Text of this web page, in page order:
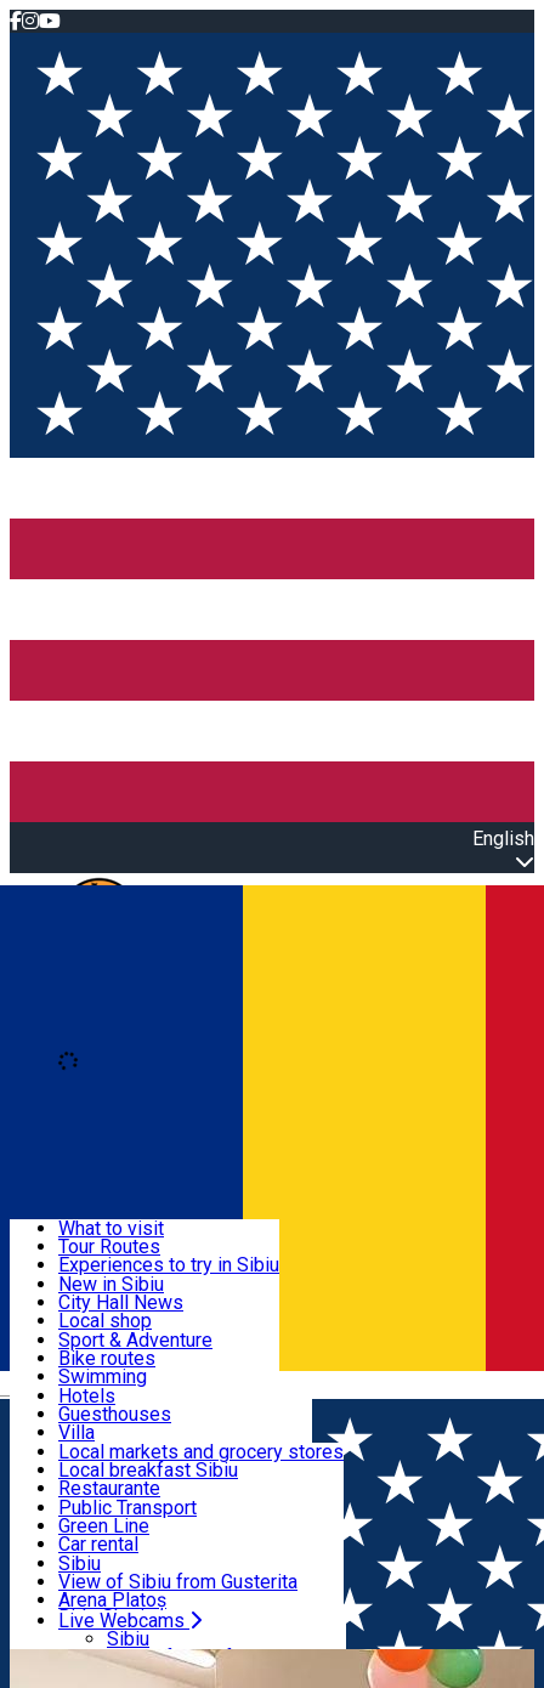
English
Română
Useful info
Activities & Adventure
Accommodation
Food, Drinks & Nightlife
Transport & Parking
Live Webcams
What to visit
Tour Routes
Experiences to try in Sibiu
Podcast
Culture
Museums
Churches
Parks, Zoo
County of Sibiu
New in Sibiu
City Hall News
Local shop
Sibiu artisans
Sibiul Verde
Public services
Education
How do I get to Sibiu
Tourist Info
Tour Guides
Guided tours
Publicații locale
Beauty salons
Sport & Adventure
Bike routes
Swimming
Riding
Indoor activities
Loc de joacă indoor
Loc de joacă outdoor
Ski
Ice skating
Yoga
Hotels
Guesthouses
Villa
Hostels
Motel
Camping
Renting rooms
Rooms for rent
Accommodation outside Sibiu
Local markets and grocery stores
Local breakfast Sibiu
Restaurante
Pizza
Fast Food
Coffee
Sweets
Pub, Bar
Night clubs
Bakeries
Public Transport
Green Line
Car rental
Rent a bike
Scooter rentals
Taxi
Ride Sharing
Parking tickets
Parking places
Electric vehicle charging points
Sibiu
View of Sibiu from Gusterita
Arena Platoș
Live Webcams
Sibiu
View of Sibiu from Gusterita
Arena Platoș
Home Indoor playground Opper for Kids